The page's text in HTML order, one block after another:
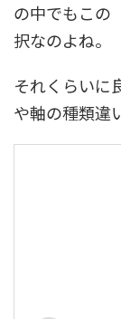
の中でもこの
択なのよね。
それくらいに
や軸の種類違